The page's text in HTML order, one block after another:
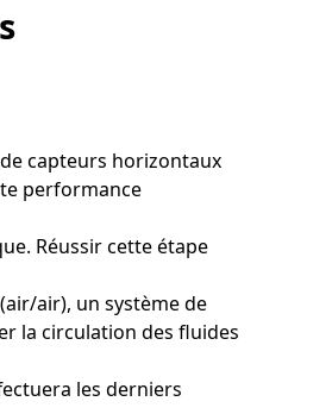
capteurs horizontaux
performance
Réussir cette étape
air), un système de
la circulation des fluides
les derniers